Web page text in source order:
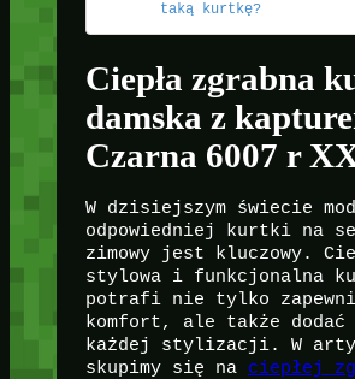
taką kurtkę?
Ciepła zgrabna
damska z
Czarna 6007 r
W dzisiejszym świecie
odpowiedniej kurtki na
zimowy jest kluczowy.
stylowa i funkcjonalna
potrafi nie tylko
komfort, ale także
każdej stylizacji. W
skupimy się na ciepłej